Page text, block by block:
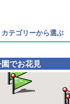
カテゴリーから選ぶ
でお花見